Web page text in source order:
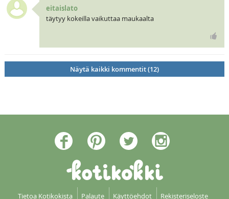
eitaislato
täytyy kokeilla vaikuttaa maukaalta
Näytä kaikki kommentit (12)
Tietoa Kotikokista Palaute Käyttöehdot Rekisteriseloste